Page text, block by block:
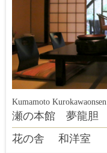
Kumamoto Kurokawaonsen
瀬の本館 夢龍胆
花の舎 和洋室